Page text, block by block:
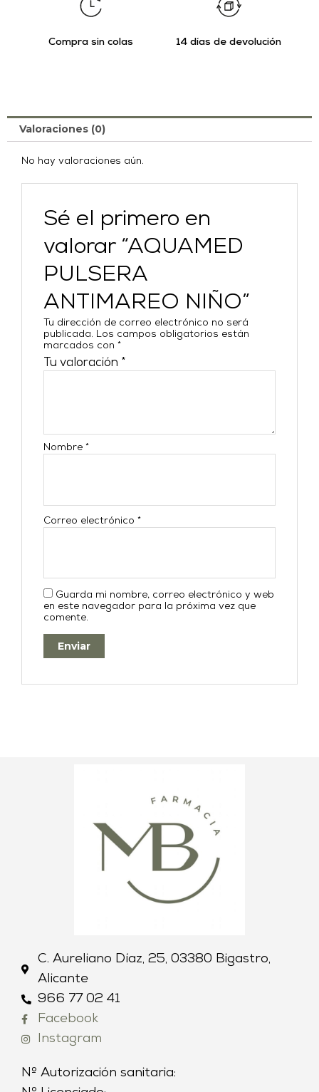
Compra sin colas 14 días de devolución
Valoraciones (0)
No hay valoraciones aún.
Sé el primero en
valorar “AQUAMED
PULSERA
ANTIMAREO NIÑO”
Tu dirección de correo electrónico no será
publicada. Los campos obligatorios están
marcados con*
Tu valoración *
Nombre*
Correo electrónico*
Guarda mi nombre, correo electrónico y web
en este navegador para la próxima vez que
comente.
C. Aureliano Díaz, 25, 03380 Bigastro,
Alicante
966 77 02 41
Facebook
Instagram
Nº Autorización sanitaria: